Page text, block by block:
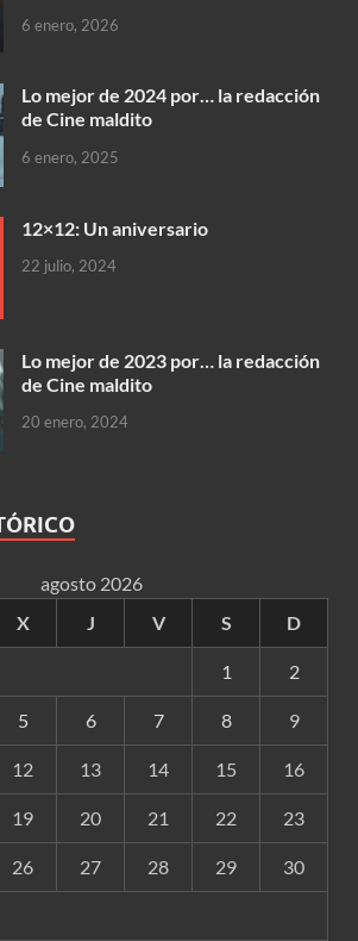
6 enero, 2026
Lo mejor de 2024 por… la redacción
de Cine maldito
6 enero, 2025
12×12: Un aniversario
22 julio, 2024
Lo mejor de 2023 por… la redacción
de Cine maldito
20 enero, 2024
agosto 2026
X J V S D
1 2
5 6 7 8 9
12 13 14 15 16
19 20 21 22 23
26 27 28 29 30